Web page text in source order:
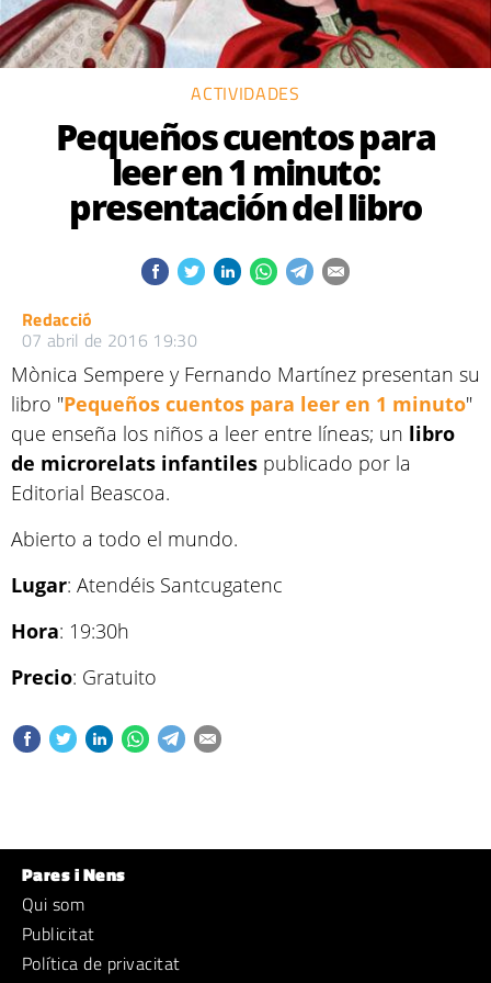
ACTIVIDADES
Pequeños cuentos para
leer en 1 minuto:
presentación del libro
Redacció
07 abril de 2016 19:30
Mònica Sempere y Fernando Martínez presentan su
libro "Pequeños cuentos para leer en 1 minuto"
que enseña los niños a leer entre líneas; un libro
de microrelats infantiles publicado por la
Editorial Beascoa.
Abierto a todo el mundo.
Lugar: Atendéis Santcugatenc
Hora: 19:30h
Precio: Gratuito
Pares i Nens
Qui som
Publicitat
Política de privacitat